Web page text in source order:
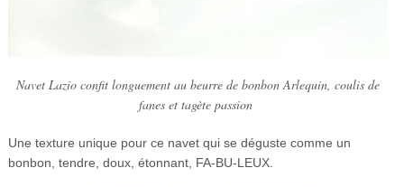
Navet Lazio confit longuement au beurre de bonbon Arlequin, coulis de
fanes et tagète passion
Une texture unique pour ce navet qui se déguste comme un
bonbon, tendre, doux, étonnant, FA-BU-LEUX.